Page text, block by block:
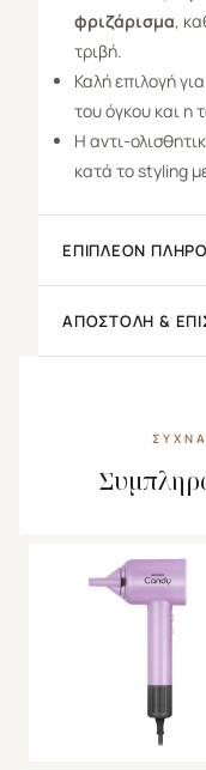
φριζάρισμα,
τριβή.
Καλή επιλογή για
του όγκου και η
Η αντι-
κατά το styling
ΕΠΙΠΛΈΟΝ
ΑΠΟΣΤΟΛΉ &